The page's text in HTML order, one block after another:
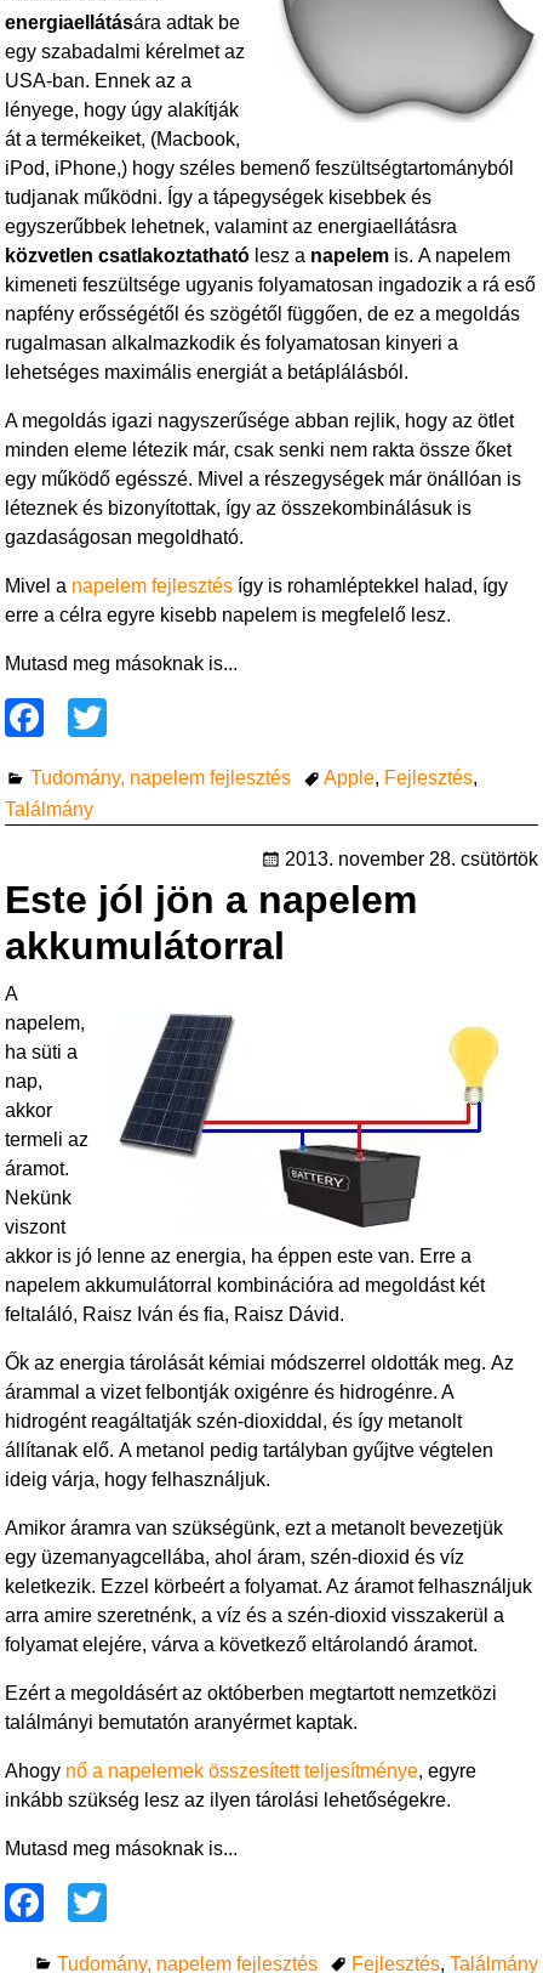
energiaellátására adtak be
egy szabadalmi kérelmet az
USA-ban. Ennek az a
lényege, hogy úgy alakítják
át a termékeiket, (Macbook,
iPod, iPhone,) hogy széles bemenő feszültségtartományból
tudjanak működni. Így a tápegységek kisebbek és
egyszerűbbek lehetnek, valamint az energiaellátásra
közvetlen csatlakoztatható lesz a napelem is. A napelem
kimeneti feszültsége ugyanis folyamatosan ingadozik a rá eső
napfény erősségétől és szögétől függően, de ez a megoldás
rugalmasan alkalmazkodik és folyamatosan kinyeri a
lehetséges maximális energiát a betáplálásból.
A megoldás igazi nagyszerűsége abban rejlik, hogy az ötlet
minden eleme létezik már, csak senki nem rakta össze őket
egy működő egésszé. Mivel a részegységek már önállóan is
léteznek és bizonyítottak, így az összekombinálásuk is
gazdaságosan megoldható.
Mivel a napelem fejlesztés így is rohamléptekkel halad, így
erre a célra egyre kisebb napelem is megfelelő lesz.
Mutasd meg másoknak is...
c
e
o
o
tt
er
Tudomány, napelem fejlesztés Apple, Fejlesztés,
Találmány
2013. november 28. csütörtök
Este jól jön a napelem
akkumulátorral
A
napelem,
ha süti a
nap,
akkor
termeli az
áramot.
Nekünk
viszont
akkor is jó lenne az energia, ha éppen este van. Erre a
napelem akkumulátorral kombinációra ad megoldást két
feltaláló, Raisz Iván és fia, Raisz Dávid.
Ők az energia tárolását kémiai módszerrel oldották meg. Az
árammal a vizet felbontják oxigénre és hidrogénre. A
hidrogént reagáltatják szén-dioxiddal, és így metanolt
állítanak elő. A metanol pedig tartályban gyűjtve végtelen
ideig várja, hogy felhasználjuk.
Amikor áramra van szükségünk, ezt a metanolt bevezetjük
egy üzemanyagcellába, ahol áram, szén-dioxid és víz
keletkezik. Ezzel körbeért a folyamat. Az áramot felhasználjuk
arra amire szeretnénk, a víz és a szén-dioxid visszakerül a
folyamat elejére, várva a következő eltárolandó áramot.
Ezért a megoldásért az októberben megtartott nemzetközi
találmányi bemutatón aranyérmet kaptak.
Ahogy nő a napelemek összesített teljesítménye, egyre
inkább szükség lesz az ilyen tárolási lehetőségekre.
Mutasd meg másoknak is...
Tudomány, napelem fejlesztés Fejlesztés, Találmány